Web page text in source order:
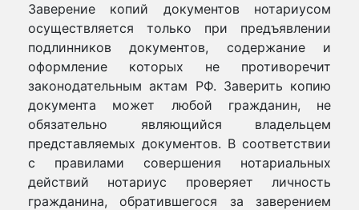
Заверение копий документов нотариусом
осуществляется только при предъявлении
подлинников документов, содержание и
оформление которых не противоречит
законодательным актам РФ. Заверить копию
документа может любой гражданин, не
обязательно являющийся владельцем
представляемых документов. В соответствии
с правилами совершения нотариальных
действий нотариус проверяет личность
гражданина, обратившегося за заверением